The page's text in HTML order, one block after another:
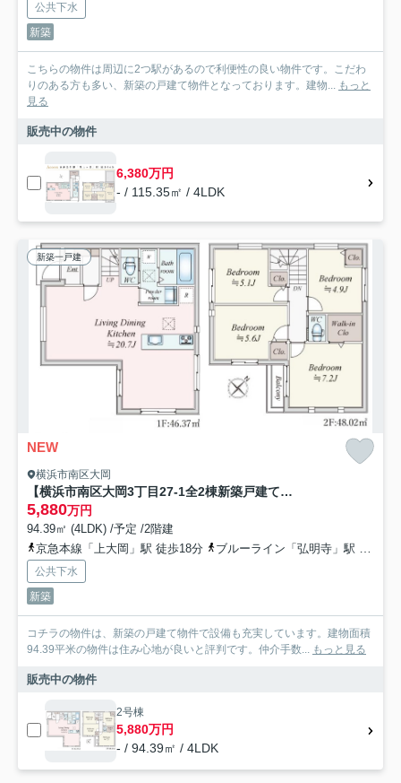
公共下水
新築
こちらの物件は周辺に2つ駅があるので利便性の良い物件です。こだわ
りのある方も多い、新築の戸建て物件となっております。建物... もっと
見る
販売中の物件
6,380万円
- / 115.35㎡ / 4LDK
新築一戸建
NEW
横浜市南区大岡
【横浜市南区大岡3丁目27-1全2棟新築戸建て】★仲介手数料無料★（藤の木小学校・藤の木中学校）
5,880万円
94.39㎡ (4LDK) /予定 /2階建
京急本線「上大岡」駅 徒歩18分
ブルーライン「弘明寺」駅 徒歩15分
公共下水
新築
コチラの物件は、新築の戸建て物件で設備も充実しています。建物面積
94.39平米の物件は住み心地が良いと評判です。仲介手数...
もっと見る
販売中の物件
2号棟
5,880万円
- / 94.39㎡ / 4LDK